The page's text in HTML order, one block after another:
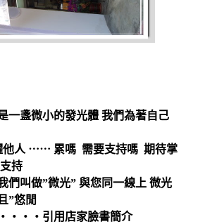
一盞微小的發光體 我們為著自己
他人 ⋯⋯ 累嗎 需要支持嗎 期待掌
持
們叫做”微光” 與您同一線上 微光
”悠閒
引用店家臉書簡介